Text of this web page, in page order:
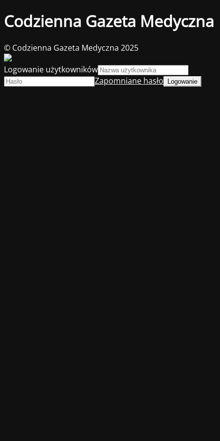
Codzienna Gazeta Medyczna
© Codzienna Gazeta Medyczna 2025
Logowanie użytkowników
Zapomniane hasło